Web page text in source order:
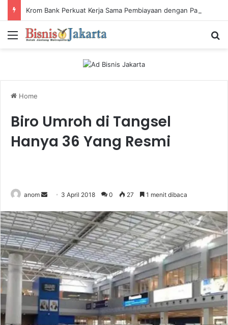
Menu
Home
Biro Umroh di Tangsel
Hanya 36 Yang Resmi
anom
n
d
a
n
e
m
a
i
l
3 April 2018 0 27 1 menit dibaca